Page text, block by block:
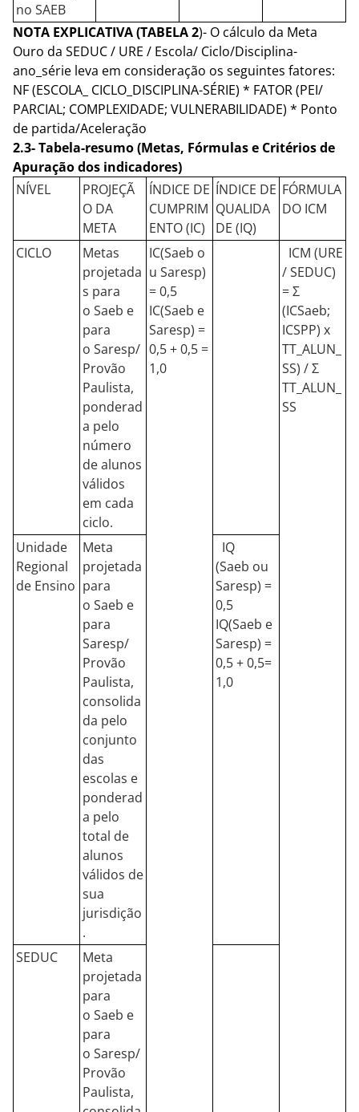
no SAEB
NOTA EXPLICATIVA (TABELA 2)- O cálculo da Meta
Ouro da SEDUC / URE / Escola/ Ciclo/Disciplina-
ano_série leva em consideração os seguintes fatores:
NF (ESCOLA_ CICLO_DISCIPLINA-SÉRIE) * FATOR (PEI/
PARCIAL; COMPLEXIDADE; VULNERABILIDADE) * Ponto
de partida/Aceleração
2.3-Tabela-resumo (Metas, Fórmulas e Critérios de
Apuração dos indicadores)
NÍVEL
PROJEÇÃ
O DA
META
ÍNDICE DE
CUMPRIM
ENTO (IC)
ÍNDICE DE
QUALIDA
DE (IQ)
FÓRMULA
DO ICM
CICLO
Metas
projetada
s para
o Saeb e
para
o Saresp/
Provão
Paulista,
ponderad
a pelo
número
de alunos
válidos
em cada
ciclo.
IC(Saeb o
u Saresp)
= 0,5
IC(Saeb e
Saresp) =
0,5 + 0,5 =
1,0
ICM (URE
/ SEDUC)
= Σ
(ICSaeb;
ICSPP) x
TT_ALUN_
SS) / Σ
TT_ALUN_
SS
Unidade
Regional
de Ensino
Meta
projetada
para
o Saeb e
para
Saresp/
Provão
Paulista,
consolida
da pelo
conjunto
das
escolas e
ponderad
a pelo
total de
alunos
válidos de
sua
jurisdição
.
IQ
(Saeb ou
Saresp) =
0,5
IQ(Saeb e
Saresp) =
0,5 + 0,5=
1,0
SEDUC
Meta
projetada
para
o Saeb e
para
o Saresp/
Provão
Paulista,